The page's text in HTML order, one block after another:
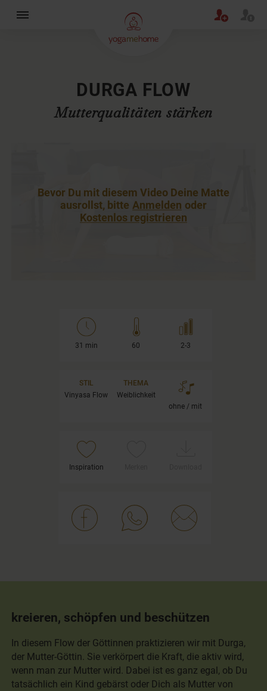
DURGA FLOW
Mutterqualitäten stärken
Bevor Du mit diesem Video Deine Matte
ausrollst, bitte Anmelden oder
Kostenlos registrieren
31 min 60 2-3
STIL
Vinyasa Flow
THEMA
Weiblichkeit
ohne / mit
Inspiration
kreieren, schöpfen und beschützen
In diesem Flow der Göttinnen praktizieren wir mit Durga,
der Mutter-Göttin. Sie verkörpert die Kraft, die aktiv wird,
wenn man zur Mutter wird. Dabei ist es ganz egal, ob Du
tatsächlich ein Kind gebärst oder Dich als Mutter von